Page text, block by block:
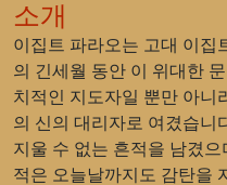
소개
이집트 파라오는 고대 이집
의 긴세월 동안 이 위대한
치적인 지도자일 뿐만 아니
의 신의 대리자로 여겼습니
지울 수 없는 흔적을 남겼
적은 오늘날까지도 감탄을